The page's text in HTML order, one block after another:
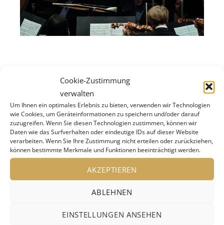
Cookie-Zustimmung
verwalten
Um Ihnen ein optimales Erlebnis zu bieten, verwenden wir Technologien
wie Cookies, um Geräteinformationen zu speichern und/oder darauf
zuzugreifen. Wenn Sie diesen Technologien zustimmen, können wir
Daten wie das Surfverhalten oder eindeutige IDs auf dieser Website
verarbeiten. Wenn Sie Ihre Zustimmung nicht erteilen oder zurückziehen,
können bestimmte Merkmale und Funktionen beeinträchtigt werden.
AKZEPTIEREN
ABLEHNEN
EINSTELLUNGEN ANSEHEN
der Chefdirigent der Berliner einmal. Und so
kommt dem aus dem sibirischen Omsk
stammenden Musiker Ludwig van Beethovens
250. Geburtstag wie gerufen. Schon seinen
bejubelten Einstand in Berlin 2019 gab Kirill
Petrenko mit Beethovens 9. Symphonie.
Gleichzeitig war die Wahl dieses Werks eine
musikalische Hommage an seine Vorgänger:
Hans von Bülow, Arthur Nikisch, Wilhelm
Furtwängler und Herbert von Karajan, Claudio